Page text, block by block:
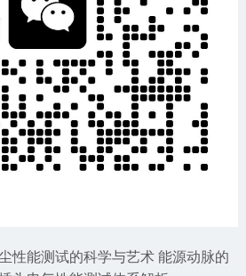
性能测试的科学与艺术能源动脉的